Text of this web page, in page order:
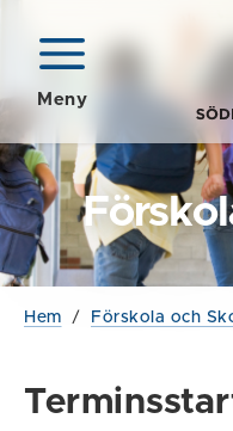
Meny
Hem / Förskola och